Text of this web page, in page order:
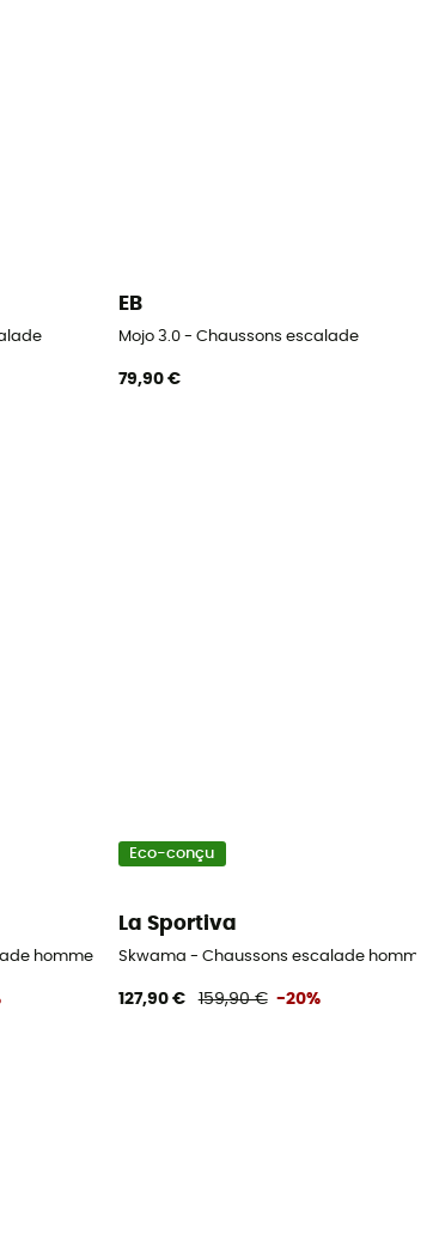
EB
Mojo 3.0 - Chaussons escalade
79,90 €
homme
Eco-conçu
La Sportiva
Skwama - Chaussons escalade homme
127,90 € 159,90 € -20%